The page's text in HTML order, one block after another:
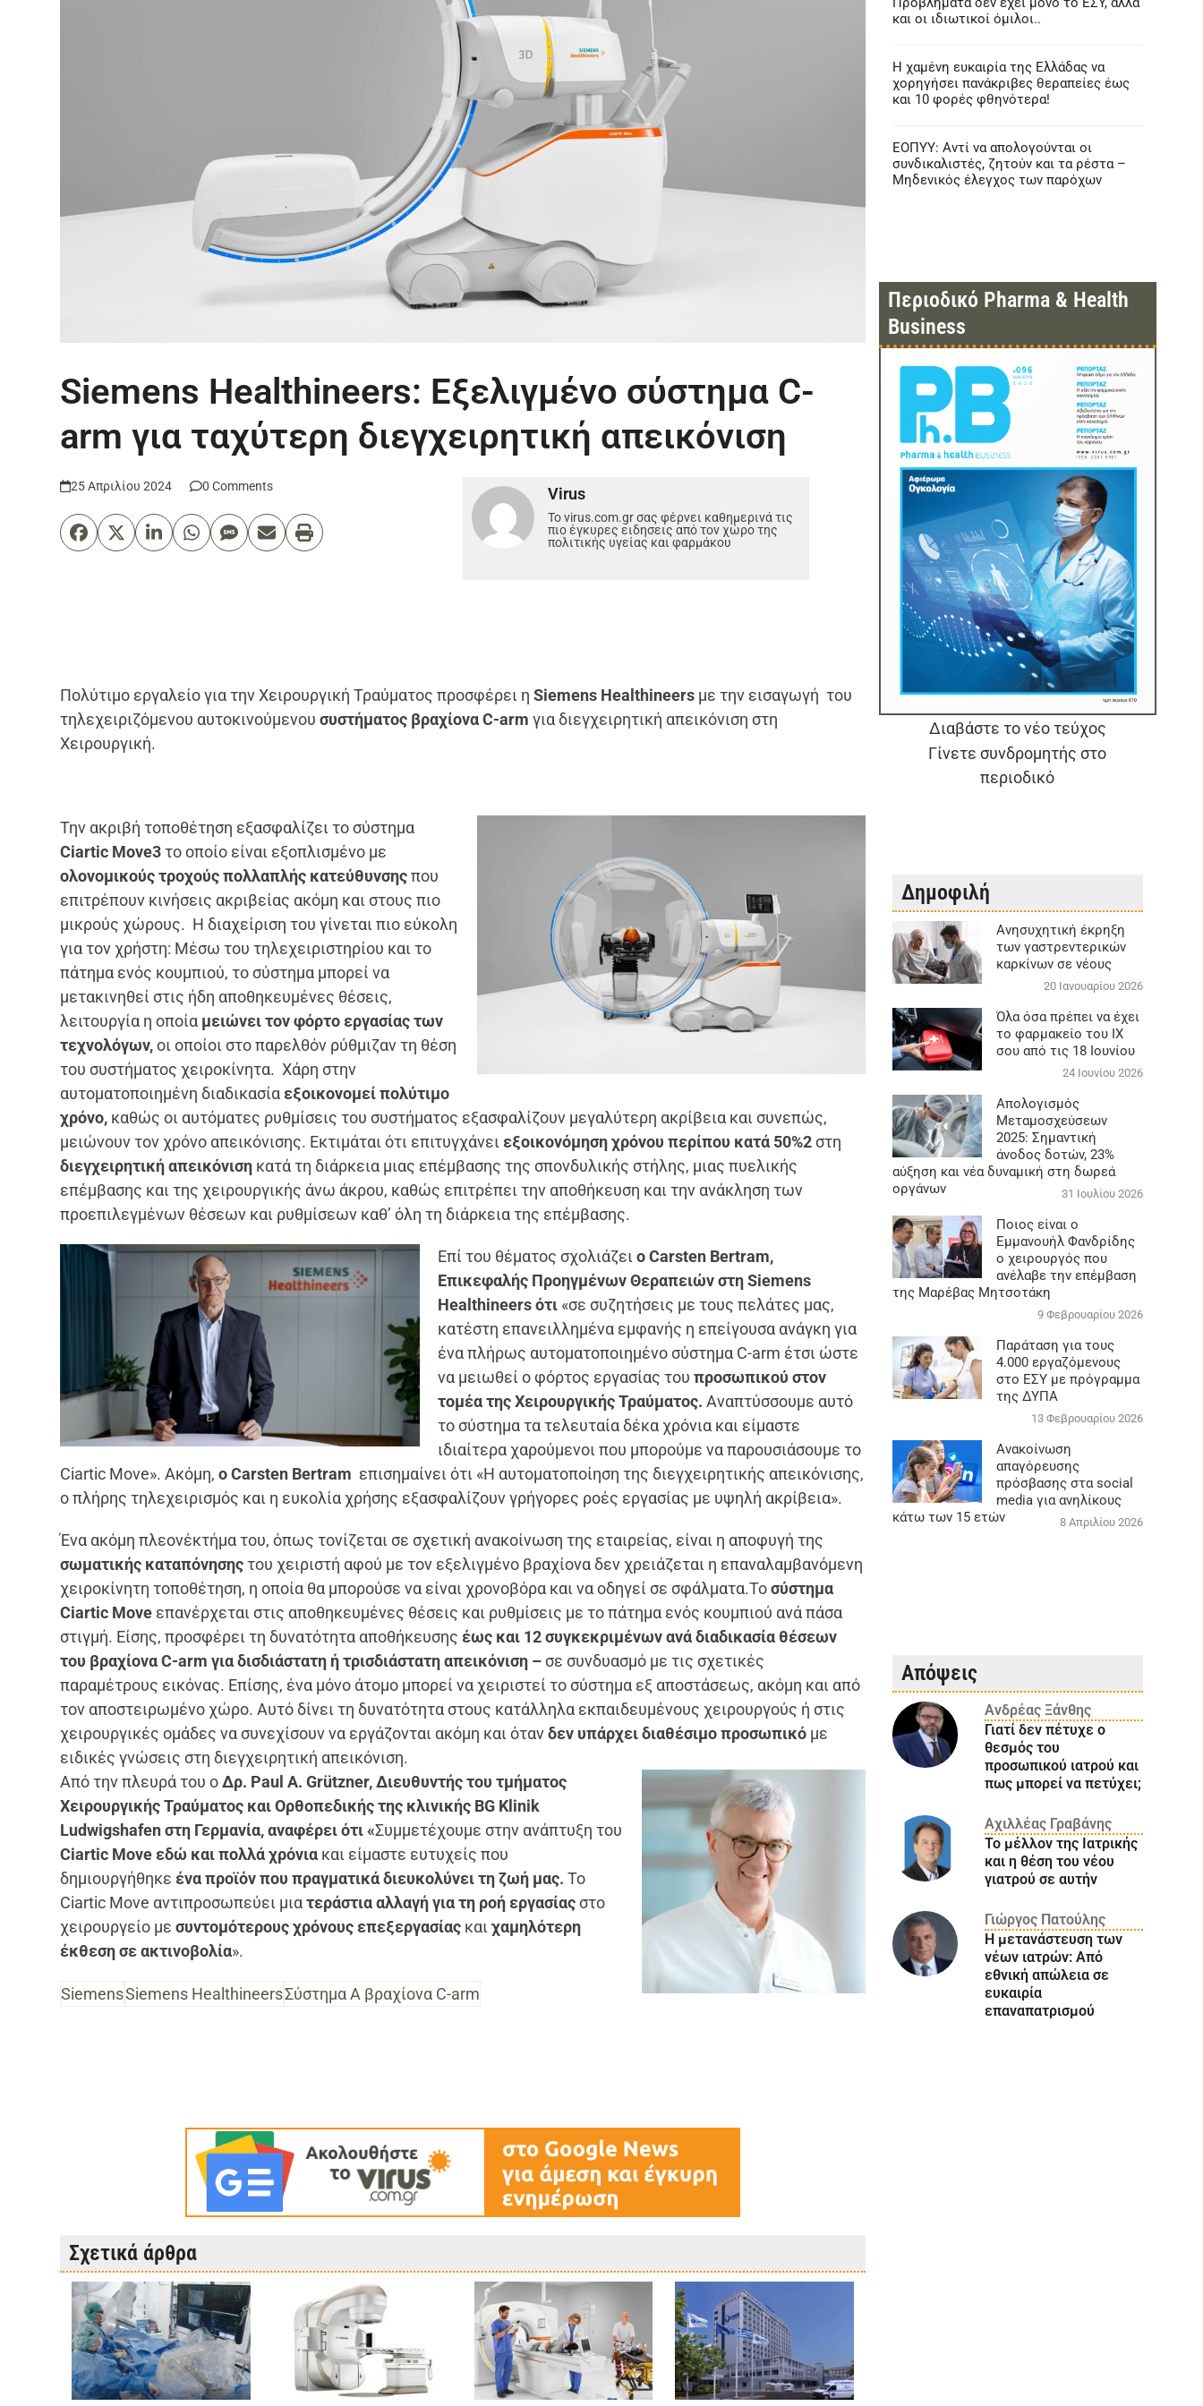
Siemens Healthineers: Εξελιγμένο σύστημα C-
arm για ταχύτερη διεγχειρητική απεικόνιση
25 Απριλίου 2024 0 Comments Virus
Το virus.com.gr σας φέρνει καθημερινά τις
πιο έγκυρες ειδησεις από τον χώρο της
πολιτικής υγείας και φαρμάκου
Πολύτιμο εργαλείο για την Χειρουργική Τραύματος προσφέρει ηSiemens Healthineers με την εισαγωγή του
τηλεχειριζόμενου αυτοκινούμενουσυστήματος βραχίονα C-arm για διεγχειρητική απεικόνιση στη
Χειρουργική.
Την ακριβή τοποθέτηση εξασφαλίζει το σύστημα
Ciartic Move3το οποίο είναι εξοπλισμένο με
ολονομικούς τροχούς πολλαπλής κατεύθυνσηςπου
επιτρέπουν κινήσεις ακριβείας ακόμη και στους πιο
μικρούς χώρους. Η διαχείριση του γίνεται πιο εύκολη
για τον χρήστη: Μέσω του τηλεχειριστηρίου και το
πάτημα ενός κουμπιού, το σύστημα μπορεί να
μετακινηθεί στις ήδη αποθηκευμένες θέσεις,
λειτουργία η οποία μειώνει τον φόρτο εργασίας των
τεχνολόγων,οι οποίοι στο παρελθόν ρύθμιζαν τη θέση
του συστήματος χειροκίνητα. Χάρη στην
αυτοματοποιημένη διαδικασία εξοικονομεί πολύτιμο
χρόνο, καθώς οι αυτόματες ρυθμίσεις του συστήματος εξασφαλίζουν μεγαλύτερη ακρίβεια και συνεπώς,
μειώνουν τον χρόνο απεικόνισης. Εκτιμάται ότι επιτυγχάνει εξοικονόμηση χρόνου περίπου κατά 50%2 στη
διεγχειρητική απεικόνιση κατά τη διάρκεια μιας επέμβασης της σπονδυλικής στήλης, μιας πυελικής
επέμβασης και της χειρουργικής άνω άκρου, καθώς επιτρέπει την αποθήκευση και την ανάκληση των
προεπιλεγμένων θέσεων και ρυθμίσεων καθ’ όλη τη διάρκεια της επέμβασης.
Επί του θέματος σχολιάζειο Carsten Bertram,
Επικεφαλής Προηγμένων Θεραπειών στη Siemens
Healthineers ότι «σε συζητήσεις με τους πελάτες μας,
κατέστη επανειλλημένα εμφανής η επείγουσα ανάγκη για
ένα πλήρως αυτοματοποιημένο σύστημα C-arm έτσι ώστε
να μειωθεί ο φόρτος εργασίας τουπροσωπικού στον
τομέα της Χειρουργικής Τραύματος. Αναπτύσσουμε αυτό
το σύστημα τα τελευταία δέκα χρόνια και είμαστε
ιδιαίτερα χαρούμενοι που μπορούμε να παρουσιάσουμε το
Ciartic Move». Ακόμη,ο Carsten Bertram επισημαίνει ότι «Η αυτοματοποίηση της διεγχειρητικής απεικόνισης,
ο πλήρης τηλεχειρισμός και η ευκολία χρήσης εξασφαλίζουν γρήγορες ροές εργασίας με υψηλή ακρίβεια».
Ένα ακόμη πλεονέκτήμα του, όπως τονίζεται σε σχετική ανακοίνωση της εταιρείας, είναι η αποφυγή της
σωματικής καταπόνησηςτου χειριστή αφού με τον εξελιγμένο βραχίονα δεν χρειάζεται η επαναλαμβανόμενη
χειροκίνητη τοποθέτηση, η οποία θα μπορούσε να είναι χρονοβόρα και να οδηγεί σε σφάλματα.Τοσύστημα
Ciartic Move επανέρχεται στις αποθηκευμένες θέσεις και ρυθμίσεις με το πάτημα ενός κουμπιού ανά πάσα
στιγμή. Είσης, προσφέρει τη δυνατότητα αποθήκευσης έως και 12 συγκεκριμένων ανά διαδικασία θέσεων
του βραχίονα C-arm για δισδιάστατη ή τρισδιάστατη απεικόνιση – σε συνδυασμό με τις σχετικές
παραμέτρους εικόνας. Επίσης, ένα μόνο άτομο μπορεί να χειριστεί το σύστημα εξ αποστάσεως, ακόμη και από
τον αποστειρωμένο χώρο. Αυτό δίνει τη δυνατότητα στους κατάλληλα εκπαιδευμένους χειρουργούς ή στις
χειρουργικές ομάδες να συνεχίσουν να εργάζονται ακόμη και ότανδεν υπάρχει διαθέσιμο προσωπικό με
ειδικές γνώσεις στη διεγχειρητική απεικόνιση.
Από την πλευρά του οΔρ. Paul A. Grützner, Διευθυντής του τμήματος
Χειρουργικής Τραύματος και Ορθοπεδικής της κλινικής BG Klinik
Ludwigshafen στη Γερμανία, αναφέρει ότι «Συμμετέχουμε στην ανάπτυξη του
Ciartic Move εδώ και πολλά χρόνια και είμαστε ευτυχείς που
δημιουργήθηκε ένα προϊόν που πραγματικά διευκολύνει τη ζωή μας. Το
Ciartic Move αντιπροσωπεύει μιατεράστια αλλαγή για τη ροή εργασίας στο
χειρουργείο μεσυντομότερους χρόνους επεξεργασίας και χαμηλότερη
έκθεση σε ακτινοβολία».
SiemensSiemens HealthineersΣύστημα Α βραχίονα C-arm
Σχετικά άρθρα
και οι ιδιωτικοί όμιλοι..
Η χαμένη ευκαιρία της Ελλάδας να
χορηγήσει πανάκριβες θεραπείες έως
και 10 φορές φθηνότερα!
ΕΟΠΥΥ: Αντί να απολογούνται οι
συνδικαλιστές, ζητούν και τα ρέστα –
Μηδενικός έλεγχος των παρόχων
Περιοδικό Pharma & Health
Business
Διαβάστε το νέο τεύχος
Γίνετε συνδρομητής στο
περιοδικό
Δημοφιλή
Aνησυχητική έκρηξη
των γαστρεντερικών
καρκίνων σε νέους
20 Ιανουαρίου 2026
Όλα όσα πρέπει να έχει
το φαρμακείο του ΙΧ
σου από τις 18 Ιουνίου
24 Ιουνίου 2026
Απολογισμός
Μεταμοσχεύσεων
2025: Σημαντική
άνοδος δοτών, 23%
αύξηση και νέα δυναμική στη δωρεά
οργάνων
31 Ιουλίου 2026
Ποιος είναι ο
Εμμανουήλ Φανδρίδης
ο χειρουργός που
ανέλαβε την επέμβαση
της Μαρέβας Μητσοτάκη
9 Φεβρουαρίου 2026
Παράταση για τους
4.000 εργαζόμενους
στο ΕΣΥ με πρόγραμμα
της ΔΥΠΑ
13 Φεβρουαρίου 2026
Ανακοίνωση
απαγόρευσης
πρόσβασης στα social
media για ανηλίκους
κάτω των 15 ετών
8 Απριλίου 2026
Απόψεις
Ανδρέας Ξάνθης
Γιατί δεν πέτυχε ο
θεσμός του
προσωπικού ιατρού και
πως μπορεί να πετύχει;
Αχιλλέας Γραβάνης
Το μέλλον της Ιατρικής
και η θέση του νέου
γιατρού σε αυτήν
Γιώργος Πατούλης
Η μετανάστευση των
νέων ιατρών: Aπό
εθνική απώλεια σε
ευκαιρία
επαναπατρισμού